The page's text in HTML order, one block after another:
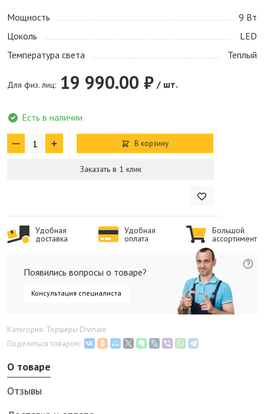
Мощность
9 Bт
Цоколь
LED
Температура света
Теплый
Для физ. лиц: 19 990.00 ₽ / шт.
Есть в наличии
В корзину
Заказать в 1 клик
Удобная
доставка
Удобная
оплата
Большой
ассортимент
Появились вопросы о товаре?
Консультация специалиста
Категория: Торшеры Divinare
Поделиться товаром:
О товаре
Отзывы